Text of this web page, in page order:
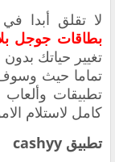
‏لا تقلق أبدا
بطاقات جوجل
تغيير حياتك
تماما حيث
تطبيقات
كامل لاستلام
تطبيق cashyy